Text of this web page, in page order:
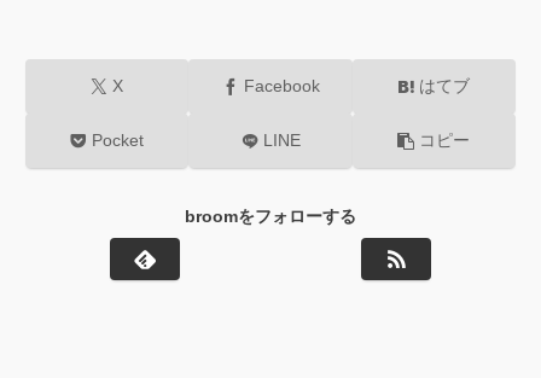
X Facebook はてブ
Pocket LINE コピー
broomをフォローする